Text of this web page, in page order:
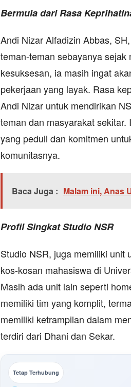
Bermula dari Rasa
Andi Nizar Alfadizin Abbas,
teman-teman sebayanya
kesuksesan, ia masih ingat
pekerjaan yang layak. Rasa
Andi Nizar untuk mendirikan
teman dan masyarakat
yang peduli dan komitmen
komunitasnya.
Baca Juga : Malam ini, Anas
Profil Singkat Studio NSR
Studio NSR, juga memiliki unit
kos-kosan mahasiswa di
Masih ada unit lain seperti
memiliki tim yang komplit,
memiliki ketrampilan dalam
terdiri dari Dhani dan Sekar.
Tetap Terhubung